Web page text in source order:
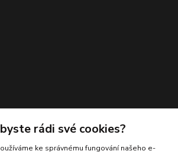
rádi své cookies?
ke správnému fungování našeho e-